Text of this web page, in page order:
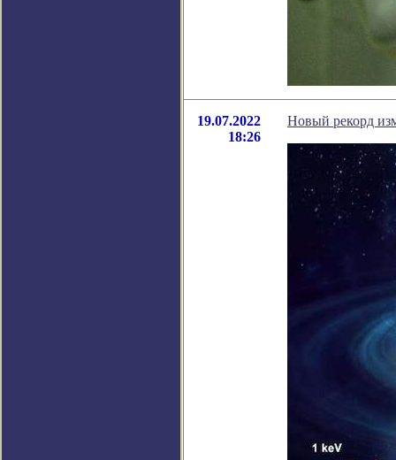
19.07.2022
18:26
Новый рекорд